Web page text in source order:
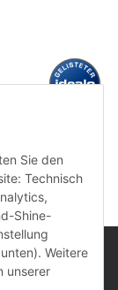
Sie den
Technisch
Shine-
Weitere
unserer